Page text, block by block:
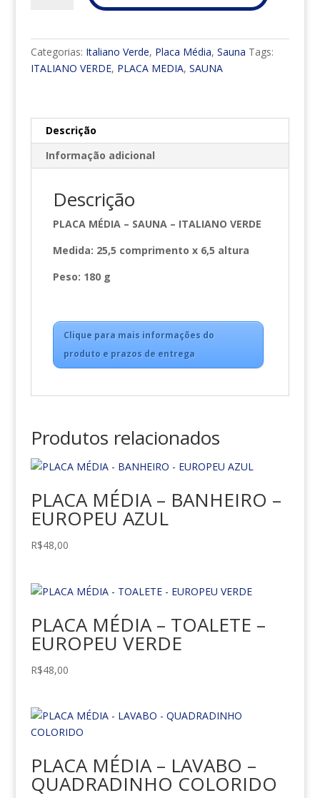
-
ITALIANO
VERDE
Categorias: Italiano Verde, Placa Média, Sauna Tags:
ITALIANO VERDE, PLACA MEDIA, SAUNA
Descrição
Informação adicional
Descrição
PLACA MÉDIA – SAUNA – ITALIANO VERDE
Medida: 25,5 comprimento x 6,5 altura
Peso: 180 g
Clique para mais informações do
produto e prazos de entrega
Produtos relacionados
PLACA MÉDIA – BANHEIRO –
EUROPEU AZUL
R$48,00
PLACA MÉDIA – TOALETE –
EUROPEU VERDE
R$48,00
PLACA MÉDIA – LAVABO –
QUADRADINHO COLORIDO